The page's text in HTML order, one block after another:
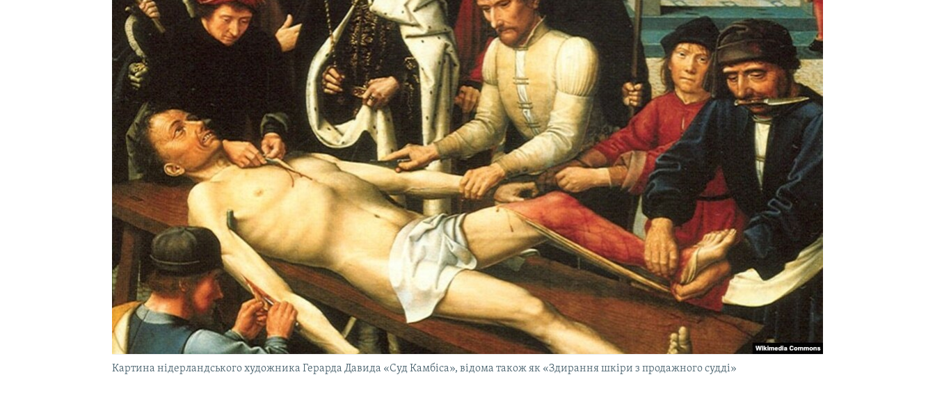
УКРАЇНСЬКА ПРОБЛЕМА КРИМУ
Картина нідерландського художника Герарда Давида «Суд Камбіса», відома також як «Здирання шкіри з продажного судді»